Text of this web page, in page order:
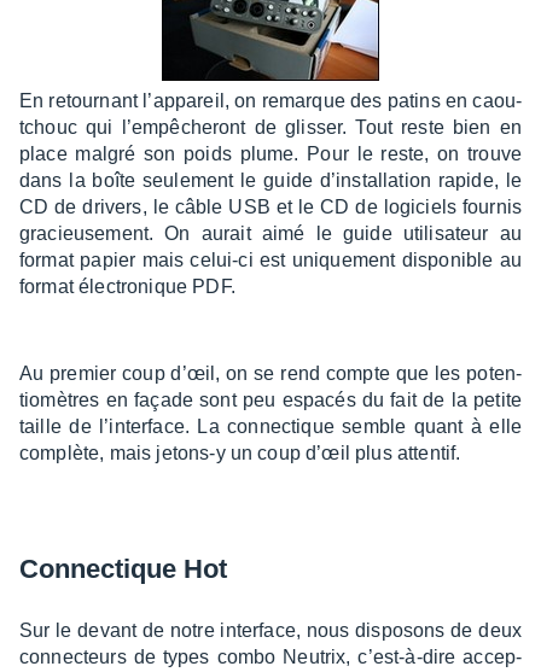
En retour­nant l’ap­pa­reil, on remarque des patins en caou­
tchouc qui l’em­pê­che­ront de glis­ser. Tout reste bien en
place malgré son poids plume. Pour le reste, on trouve
dans la boîte seule­ment le guide d’ins­tal­la­tion rapide, le
CD de drivers, le câble USB et le CD de logi­ciels four­nis
gracieu­se­ment. On aurait aimé le guide utili­sa­teur au
format papier mais celui-ci est unique­ment dispo­nible au
format élec­tro­nique PDF.
Au premier coup d’œil, on se rend compte que les poten­
tio­mètres en façade sont peu espa­cés du fait de la petite
taille de l’in­ter­face. La connec­tique semble quant à elle
complète, mais jetons-y un coup d’œil plus atten­tif.
Connec­tique Hot
Sur le devant de notre inter­face, nous dispo­sons de deux
connec­teurs de types combo Neutrix, c’est-à-dire accep­